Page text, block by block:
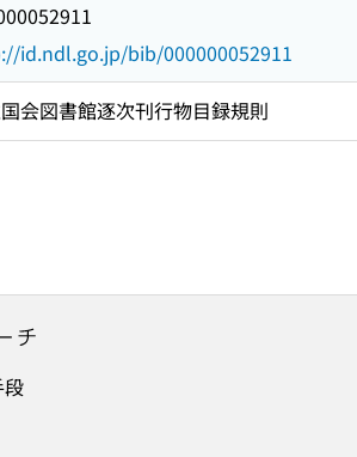
id.ndl.go.jp/bib/000000052911
会図書館逐次刊行物目録規則